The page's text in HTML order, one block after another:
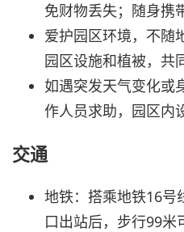
免财物丢失；随身携
爱护园区环境，不随
园区设施和植被，共
如遇突发天气变化或
作人员求助，园区内
交通
地铁：搭乘地铁16号
口出站后，步行99米